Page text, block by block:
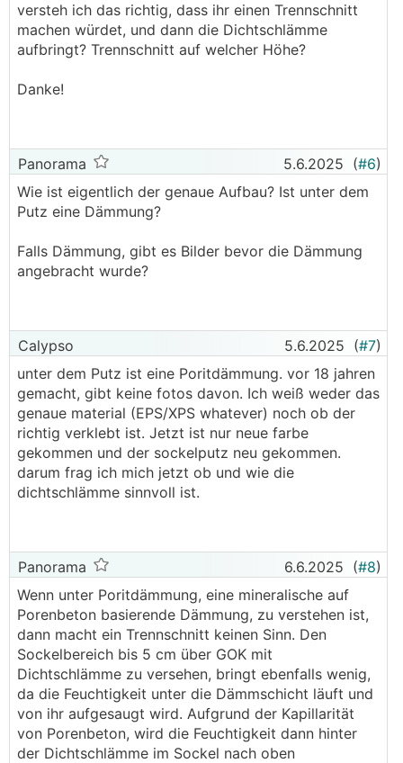
versteh ich das richtig, dass ihr einen Trennschnitt
machen würdet, und dann die Dichtschlämme
aufbringt? Trennschnitt auf welcher Höhe?
Danke!
Panorama 5.6.2025 (#6)
Wie ist eigentlich der genaue Aufbau? Ist unter dem
Putz eine Dämmung?
Falls Dämmung, gibt es Bilder bevor die Dämmung
angebracht wurde?
Calypso 5.6.2025 (#7)
unter dem Putz ist eine Poritdämmung. vor 18 jahren
gemacht, gibt keine fotos davon. Ich weiß weder das
genaue material (EPS/XPS whatever) noch ob der
richtig verklebt ist. Jetzt ist nur neue farbe
gekommen und der sockelputz neu gekommen.
darum frag ich mich jetzt ob und wie die
dichtschlämme sinnvoll ist.
Panorama 6.6.2025 (#8)
Wenn unter Poritdämmung, eine mineralische auf
Porenbeton basierende Dämmung, zu verstehen ist,
dann macht ein Trennschnitt keinen Sinn. Den
Sockelbereich bis 5 cm über GOK mit
Dichtschlämme zu versehen, bringt ebenfalls wenig,
da die Feuchtigkeit unter die Dämmschicht läuft und
von ihr aufgesaugt wird. Aufgrund der Kapillarität
von Porenbeton, wird die Feuchtigkeit dann hinter
der Dichtschlämme im Sockel nach oben